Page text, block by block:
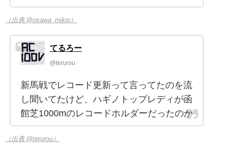
（出典 @osawa_mikio）
てるろー
@terurou
新馬戦でレコード更新って言ってたのを流
し聞いてたけど、ハギノトップレディが函
館芝1000mのレコードホルダーだったのか
（出典 @terurou）